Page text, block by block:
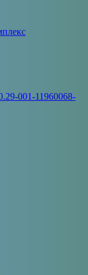
001-11960068-